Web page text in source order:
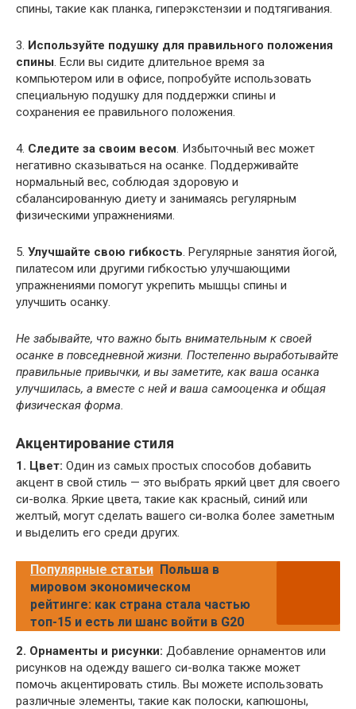
спины, такие как планка, гиперэкстензии и подтягивания.
3. Используйте подушку для правильного положения
спины. Если вы сидите длительное время за
компьютером или в офисе, попробуйте использовать
специальную подушку для поддержки спины и
сохранения ее правильного положения.
4. Следите за своим весом. Избыточный вес может
негативно сказываться на осанке. Поддерживайте
нормальный вес, соблюдая здоровую и
сбалансированную диету и занимаясь регулярным
физическими упражнениями.
5. Улучшайте свою гибкость. Регулярные занятия йогой,
пилатесом или другими гибкостью улучшающими
упражнениями помогут укрепить мышцы спины и
улучшить осанку.
Не забывайте, что важно быть внимательным к своей
осанке в повседневной жизни. Постепенно выработывайте
правильные привычки, и вы заметите, как ваша осанка
улучшилась, а вместе с ней и ваша самооценка и общая
физическая форма.
Акцентирование стиля
1. Цвет: Один из самых простых способов добавить
акцент в свой стиль — это выбрать яркий цвет для своего
си-волка. Яркие цвета, такие как красный, синий или
желтый, могут сделать вашего си-волка более заметным
и выделить его среди других.
Популярные статьи Польша в
мировом экономическом
рейтинге: как страна стала частью
топ-15 и есть ли шанс войти в G20
2. Орнаменты и рисунки: Добавление орнаментов или
рисунков на одежду вашего си-волка также может
помочь акцентировать стиль. Вы можете использовать
различные элементы, такие как полоски, капюшоны,